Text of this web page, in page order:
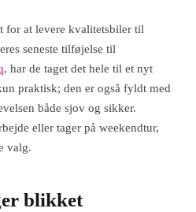
for at levere kvalitetsbiler til
seneste tilføjelse til
, har de taget det hele til et nyt
praktisk; den er også fyldt med
både sjov og sikker.
eller tager på weekendtur,
valg.
blikket